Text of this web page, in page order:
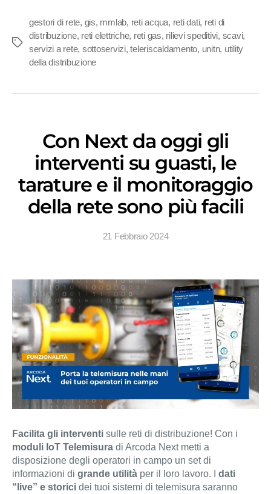
Tag
gestori di rete, gis, mmlab, reti acqua, reti dati, reti di
distribuzione, reti elettriche, reti gas, rilievi speditivi, scavi,
servizi a rete, sottoservizi,teleriscaldamento, unitn, utility
della distribuzione
Con Next da oggi gli
interventi su guasti, le
tarature e il monitoraggio
della rete sono più facili
21 Febbraio 2024
Facilita gli interventi sulle reti di distribuzione! Con i
moduli IoT Telemisura di Arcoda Next metti a
disposizione degli operatori in campo un set di
informazioni di grande utilità per il loro lavoro. I dati
“live” e storici dei tuoi sistemi di telemisura saranno